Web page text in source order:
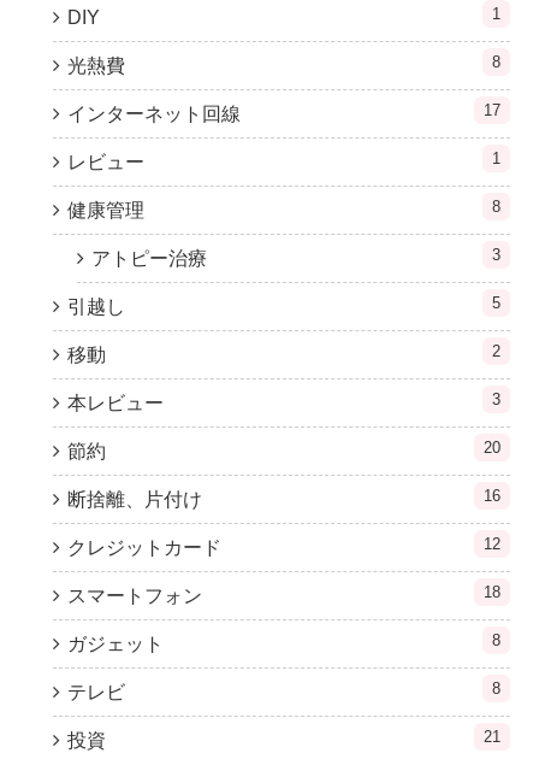
DIY 1
光熱費 8
インターネット回線 17
レビュー 1
健康管理 8
アトピー治療 3
引越し 5
移動 2
本レビュー 3
節約 20
断捨離、片付け 16
クレジットカード 12
スマートフォン 18
ガジェット 8
テレビ 8
投資 21